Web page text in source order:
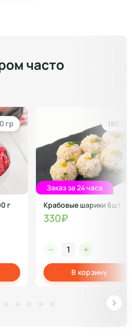
часто
гр
г
180 гр
Заказ за 24 часа
Крабовые шарики 6шт
330₽
В корзину